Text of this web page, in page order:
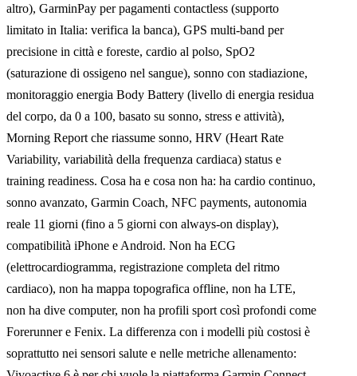
altro), GarminPay per pagamenti contactless (supporto
limitato in Italia: verifica la banca), GPS multi-band per
precisione in città e foreste, cardio al polso, SpO2
(saturazione di ossigeno nel sangue), sonno con stadiazione,
monitoraggio energia Body Battery (livello di energia residua
del corpo, da 0 a 100, basato su sonno, stress e attività),
Morning Report che riassume sonno, HRV (Heart Rate
Variability, variabilità della frequenza cardiaca) status e
training readiness. Cosa ha e cosa non ha: ha cardio continuo,
sonno avanzato, Garmin Coach, NFC payments, autonomia
reale 11 giorni (fino a 5 giorni con always-on display),
compatibilità iPhone e Android. Non ha ECG
(elettrocardiogramma, registrazione completa del ritmo
cardiaco), non ha mappa topografica offline, non ha LTE,
non ha dive computer, non ha profili sport così profondi come
Forerunner e Fenix. La differenza con i modelli più costosi è
soprattutto nei sensori salute e nelle metriche allenamento: